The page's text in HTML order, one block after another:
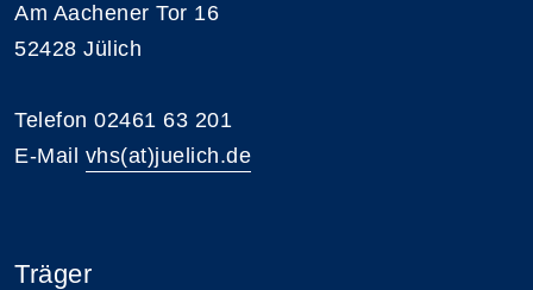
Am Aachener Tor 16
52428 Jülich
Telefon 02461 63 201
E-Mail vhs(at)juelich.de
Träger